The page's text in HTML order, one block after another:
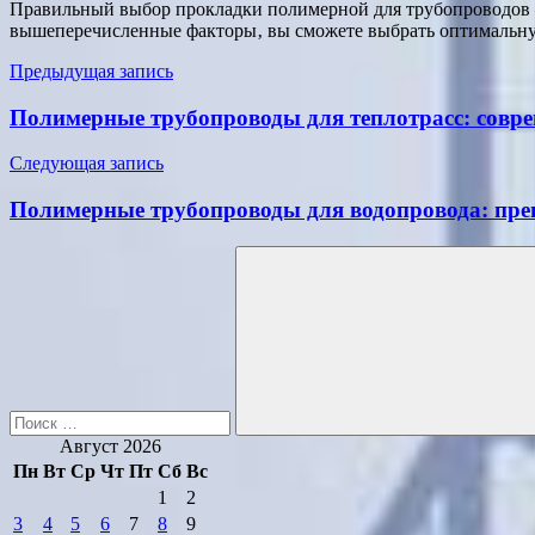
Правильный выбор прокладки полимерной для
вышеперечисленные факторы‚ вы сможете выбрать
Навигация
по
записям
Предыдущая запись
Полимерные трубопроводы для теплотрасс:
Следующая запись
Полимерные трубопроводы для водопровода:
Поиск
Август 2026
Пн Вт Ср Чт Пт Сб Вс
1
2
3
4 5 6 7 8 9